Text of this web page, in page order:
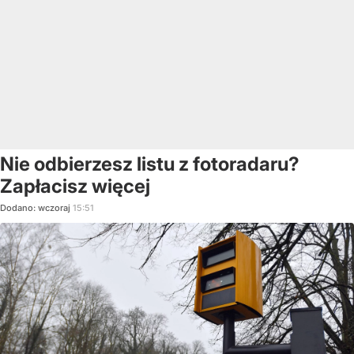
Nie odbierzesz listu z fotoradaru?
Zapłacisz więcej
Dodano: wczoraj 15:51